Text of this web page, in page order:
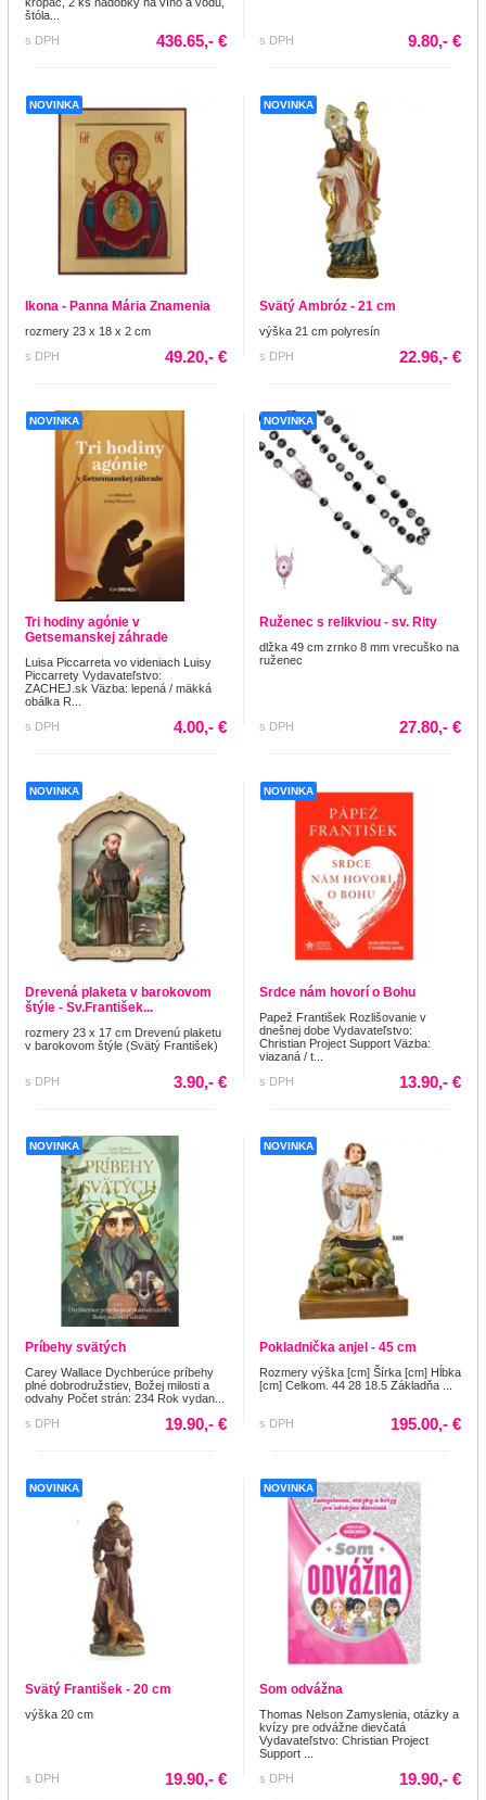
štóla...
s DPH
436.65,- € s DPH 9.80,- €
NOVINKA
Ikona - Panna Mária Znamenia
rozmery 23 x 18 x 2 cm
s DPH
49.20,- €
NOVINKA
Svätý Ambróz - 21 cm
výška 21 cm polyresín
s DPH
22.96,- €
NOVINKA
Tri hodiny agónie v
Getsemanskej záhrade
Luisa Piccarreta vo videniach Luisy
Piccarrety Vydavateľstvo:
ZACHEJ.sk Väzba: lepená / mäkká
obálka R...
s DPH
4.00,- €
NOVINKA
Ruženec s relikviou - sv. Rity
dlžka 49 cm zrnko 8 mm vrecuško na
ruženec
s DPH 27.80,- €
NOVINKA
Drevená plaketa v barokovom
štýle - Sv.František...
rozmery 23 x 17 cm Drevenú plaketu
v barokovom štýle (Svätý František)
s DPH 3.90,- €
NOVINKA
Srdce nám hovorí o Bohu
Papež František Rozlišovanie v
dnešnej dobe Vydavateľstvo:
Christian Project Support Väzba:
viazaná / t...
s DPH
13.90,- €
NOVINKA
Príbehy svätých
Carey Wallace Dychberúce príbehy
plné dobrodružstiev, Božej milosti a
odvahy Počet strán: 234 Rok vydan...
s DPH
19.90,- €
NOVINKA
Pokladnička anjel - 45 cm
Rozmery výška [cm] Šírka [cm] Hĺbka
[cm] Celkom. 44 28 18.5 Základňa ...
s DPH 195.00,- €
NOVINKA
Svätý František - 20 cm
výška 20 cm
s DPH 19.90,- €
NOVINKA
Som odvážna
Thomas Nelson Zamyslenia, otázky a
kvízy pre odvážne dievčatá
Vydavateľstvo: Christian Project
Support ...
s DPH
19.90,- €